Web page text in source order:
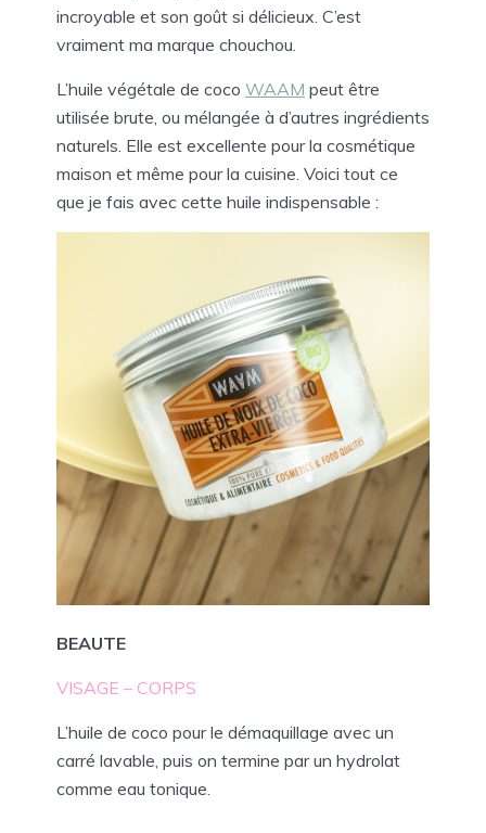
incroyable et son goût si délicieux. C’est
vraiment ma marque chouchou.
L’huile végétale de coco WAAM peut être
utilisée brute, ou mélangée à d’autres ingrédients
naturels. Elle est excellente pour la cosmétique
maison et même pour la cuisine. Voici tout ce
que je fais avec cette huile indispensable :
BEAUTE
VISAGE – CORPS
L’huile de coco pour le démaquillage avec un
carré lavable, puis on termine par un hydrolat
comme eau tonique.